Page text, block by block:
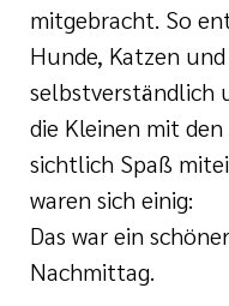
mitgebracht. So
Hunde, Katzen
selbstverständlich
die Kleinen mit
sichtlich Spaß
waren sich einig:
Das war ein schöner
Nachmittag.